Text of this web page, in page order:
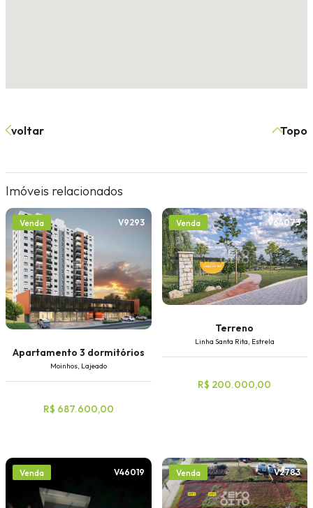
voltar Topo
Imóveis relacionados
Venda V9293
Apartamento 3 dormitórios
Moinhos, Lajeado
R$ 687.600,00
Venda V64073
Terreno
Linha Santa Rita, Estrela
R$ 200.000,00
Venda V46019 Venda V2783